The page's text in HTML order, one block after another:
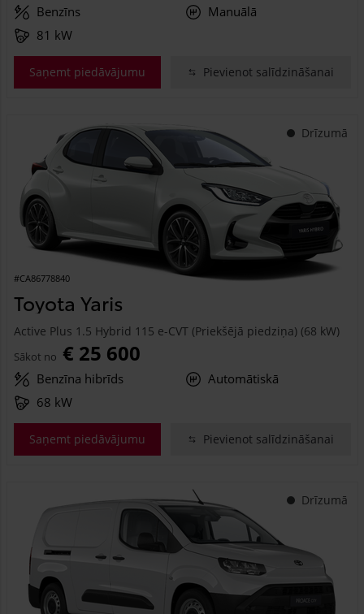
Benzīns
Manuālā
81 kW
Saņemt piedāvājumu Pievienot salīdzināšanai
Drīzumā
#CA86778840
Toyota Yaris
Active Plus 1.5 Hybrid 115 e-CVT (Priekšējā piedziņa) (68 kW)
Sākot no € 25 600
Benzīna hibrīds
Automātiskā
68 kW
Saņemt piedāvājumu Pievienot salīdzināšanai
Drīzumā